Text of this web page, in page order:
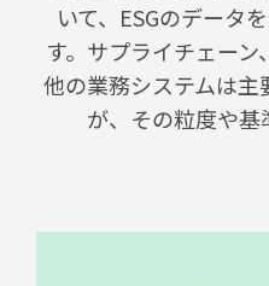
いて、ESGのデータ
す。サプライチェー
他の業務システムは
が、その粒度や基